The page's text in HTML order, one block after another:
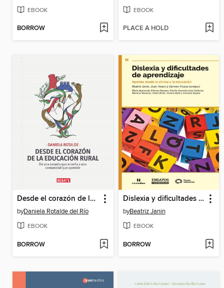
EBOOK
BORROW
EBOOK
PLACE A HOLD
Desde el corazón de la educación rural
byDaniela Rotalde del Río
EBOOK
BORROW
Dislexia y dificultades de aprendizaje
byBeatriz Janin
EBOOK
BORROW